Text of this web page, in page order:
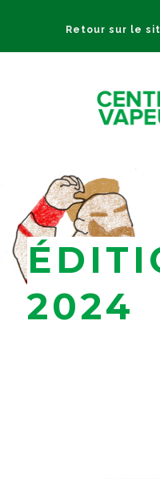
Retour sur le
2024